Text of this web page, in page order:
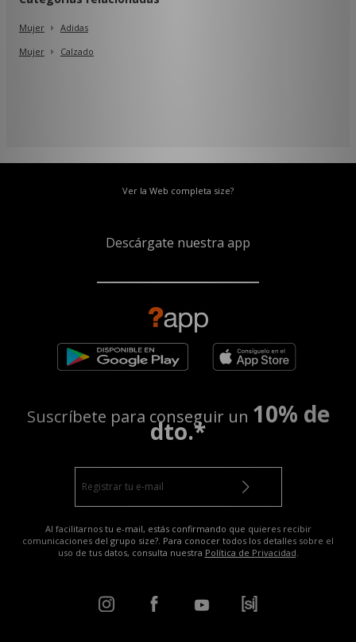
Mujer
Adidas
Mujer
Calzado
Ver la Web completa size?
Descárgate nuestra app
Suscríbete para conseguir un 10% de
dto.*
Al facilitarnos tu e-mail, estás confirmando que quieres recibir
comunicaciones del grupo size?. Para conocer todos los detalles sobre el
uso de tus datos, consulta nuestra Política de Privacidad